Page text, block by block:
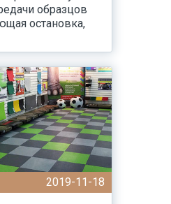
образцов
остановка,
2019-11-18